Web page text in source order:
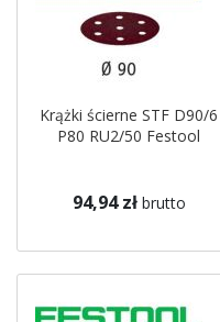
Krążki ścierne STF D90/6
P80 RU2/50 Festool
94,94 zł brutto